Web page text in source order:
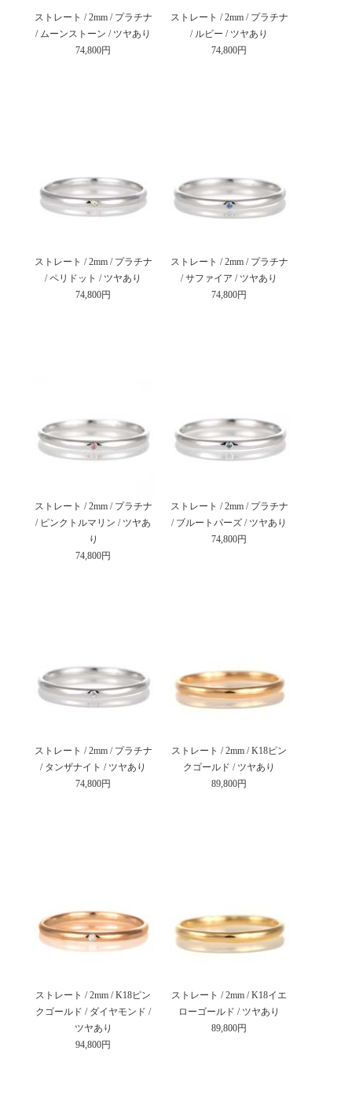
ストレート / 2mm / プラチナ
/ ムーンストーン / ツヤあり
74,800円
ストレート / 2mm / プラチナ
/ ルビー / ツヤあり
74,800円
ストレート / 2mm / プラチナ
/ ペリドット / ツヤあり
74,800円
ストレート / 2mm / プラチナ
/ サファイア / ツヤあり
74,800円
ストレート / 2mm / プラチナ
/ ピンクトルマリン / ツヤあ
り
74,800円
ストレート / 2mm / プラチナ
/ ブルートパーズ / ツヤあり
74,800円
ストレート / 2mm / プラチナ
/ タンザナイト / ツヤあり
74,800円
ストレート / 2mm / K18ピン
クゴールド / ツヤあり
89,800円
ストレート / 2mm / K18ピン
クゴールド / ダイヤモンド /
ツヤあり
94,800円
ストレート / 2mm / K18イエ
ローゴールド / ツヤあり
89,800円